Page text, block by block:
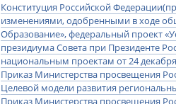
Конституция Российской
изменениями, одобренными в ходе
Образование», федеральный проект
президиума Совета при Президенте
национальным проектам от 24
Приказ Министерства просвещения
Целевой модели развития
Приказ Министерства просвещения